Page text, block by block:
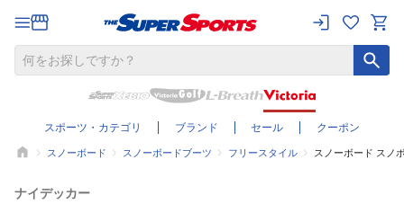
スポーツ・カテゴリ ブランド セール クーポン
スノーボード スノーボードブーツ フリースタイル スノーボード スノ
ナイデッカー